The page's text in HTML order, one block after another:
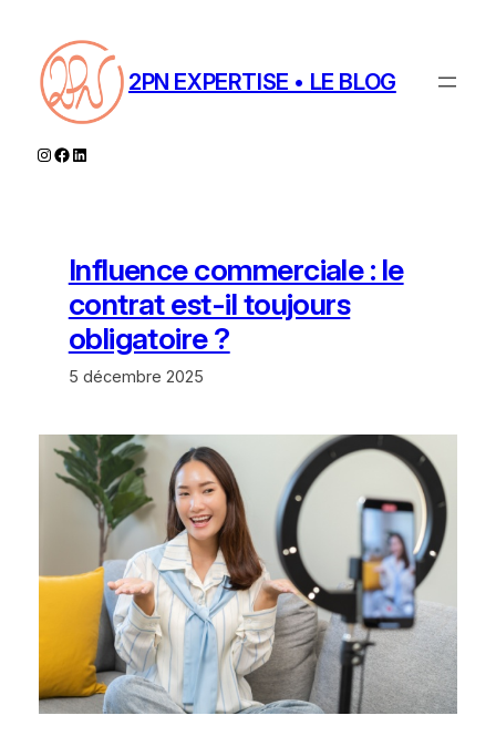
contenu
2PN EXPERTISE • LE BLOG
Instagram
Facebook
LinkedIn
Influence commerciale : le
contrat est-il toujours
obligatoire ?
5 décembre 2025